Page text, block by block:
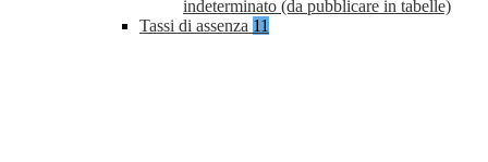
indeterminato (da pubblicare in tabelle)
Tassi di assenza 11